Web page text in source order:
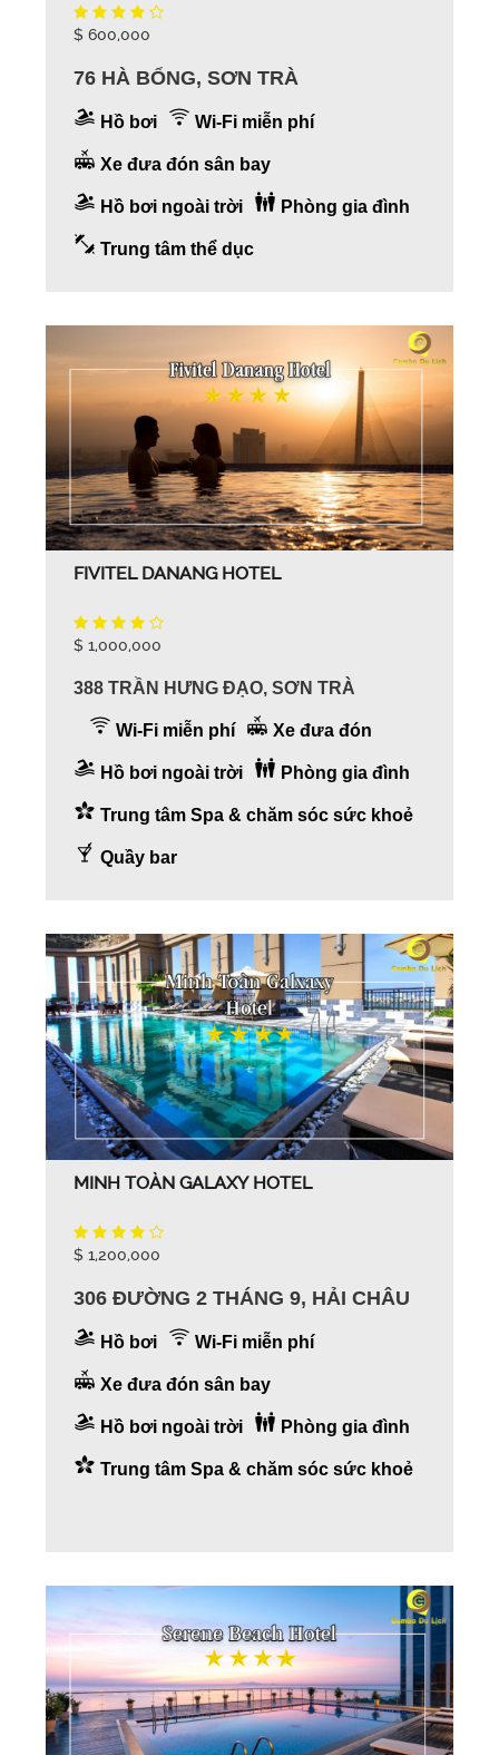
$ 600,000
76 HÀ BỔNG, SƠN TRÀ
Hồ bơi Wi-Fi miễn phí
Xe đưa đón sân bay
Hồ bơi ngoài trời Phòng gia đình
Trung tâm thể dục
FIVITEL DANANG HOTEL
$ 1,000,000
388 TRẦN HƯNG ĐẠO, SƠN TRÀ
Wi-Fi miễn phí Xe đưa đón
Hồ bơi ngoài trời Phòng gia đình
Trung tâm Spa & chăm sóc sức khoẻ
Quầy bar
MINH TOÀN GALAXY HOTEL
$ 1,200,000
306 ĐƯỜNG 2 THÁNG 9, HẢI CHÂU
Hồ bơi Wi-Fi miễn phí
Xe đưa đón sân bay
Hồ bơi ngoài trời Phòng gia đình
Trung tâm Spa & chăm sóc sức khoẻ